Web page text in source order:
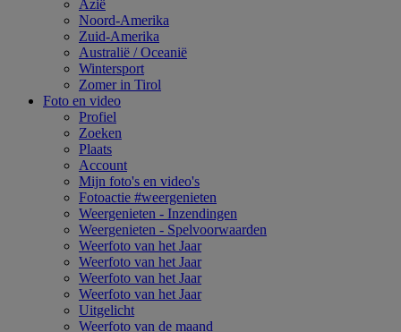
Azië
Noord-Amerika
Zuid-Amerika
Australië / Oceanië
Wintersport
Zomer in Tirol
Foto en video
Profiel
Zoeken
Plaats
Account
Mijn foto's en video's
Fotoactie #weergenieten
Weergenieten - Inzendingen
Weergenieten - Spelvoorwaarden
Weerfoto van het Jaar
Weerfoto van het Jaar
Weerfoto van het Jaar
Weerfoto van het Jaar
Uitgelicht
Weerfoto van de maand